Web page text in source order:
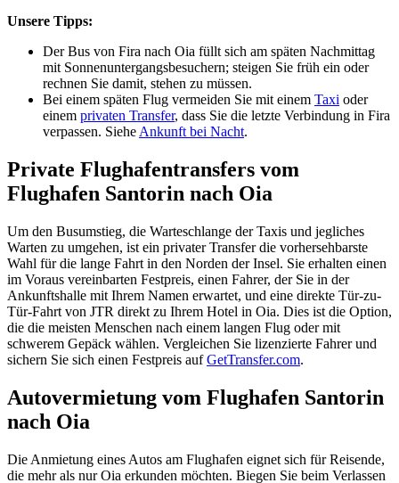
Unsere Tipps:
Der Bus von Fira nach Oia füllt sich am späten Nachmittag
mit Sonnenuntergangsbesuchern; steigen Sie früh ein oder
rechnen Sie damit, stehen zu müssen.
Bei einem späten Flug vermeiden Sie mit einem Taxi oder
einem privaten Transfer, dass Sie die letzte Verbindung in Fira
verpassen. SieheAnkunft bei Nacht.
Private Flughafentransfers vom
Flughafen Santorin nach Oia
Um den Busumstieg, die Warteschlange der Taxis und jegliches
Warten zu umgehen, ist ein privater Transfer die vorhersehbarste
Wahl für die lange Fahrt in den Norden der Insel. Sie erhalten einen
im Voraus vereinbarten Festpreis, einen Fahrer, der Sie in der
Ankunftshalle mit Ihrem Namen erwartet, und eine direkte Tür-zu-
Tür-Fahrt von JTR direkt zu Ihrem Hotel in Oia. Dies ist die Option,
die die meisten Menschen nach einem langen Flug oder mit
schwerem Gepäck wählen. Vergleichen Sie lizenzierte Fahrer und
sichern Sie sich einen Festpreis aufGetTransfer.com.
Autovermietung vom Flughafen Santorin
nach Oia
Die Anmietung eines Autos am Flughafen eignet sich für Reisende,
die mehr als nur Oia erkunden möchten. Biegen Sie beim Verlassen